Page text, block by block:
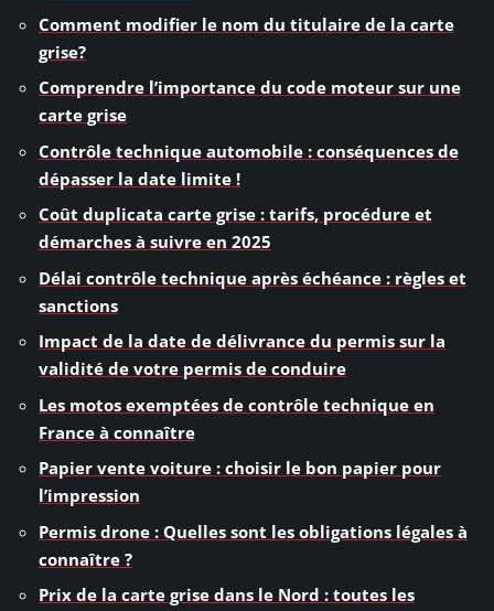
Comment modifier le nom du titulaire de la carte
grise?
Comprendre l’importance du code moteur sur une
carte grise
Contrôle technique automobile : conséquences de
dépasser la date limite !
Coût duplicata carte grise : tarifs, procédure et
démarches à suivre en 2025
Délai contrôle technique après échéance : règles et
sanctions
Impact de la date de délivrance du permis sur la
validité de votre permis de conduire
Les motos exemptées de contrôle technique en
France à connaître
Papier vente voiture : choisir le bon papier pour
l’impression
Permis drone : Quelles sont les obligations légales à
connaître ?
Prix de la carte grise dans le Nord : toutes les